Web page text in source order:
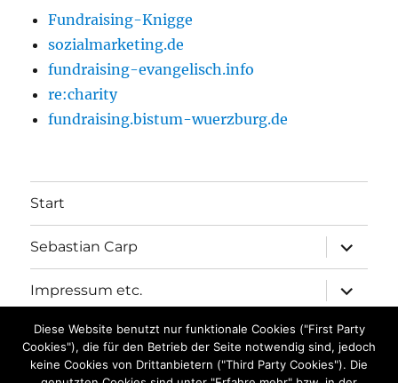
Fundraising-Knigge
sozialmarketing.de
fundraising-evangelisch.info
re:charity
fundraising.bistum-wuerzburg.de
Start
Sebastian Carp
anzeigen
Impressum etc.
anzeigen
Datenschutz
Kontakt
Diese Website benutzt nur funktionale Cookies ("First Party
Cookies"), die für den Betrieb der Seite notwendig sind, jedoch
keine Cookies von Drittanbietern ("Third Party Cookies"). Die